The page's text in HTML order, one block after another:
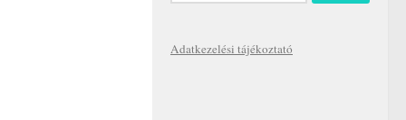
Adatkezelési tájékoztató